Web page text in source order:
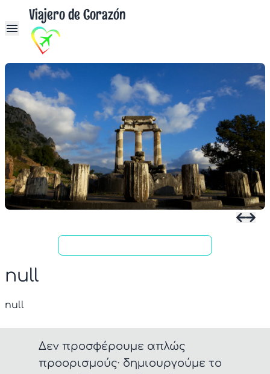
Viajero de Corazón
null
null
Δεν προσφέρουμε απλώς
προορισμούς· δημιουργούμε το